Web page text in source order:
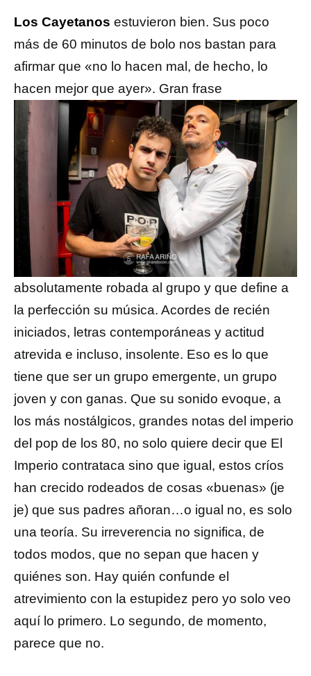
Los Cayetanos estuvieron bien. Sus poco
más de 60 minutos de bolo nos bastan para
afirmar que «no lo hacen mal, de hecho, lo
hacen mejor que ayer». Gran frase
absolutamente robada al grupo y que define a
la perfección su música. Acordes de recién
iniciados, letras contemporáneas y actitud
atrevida e incluso, insolente. Eso es lo que
tiene que ser un grupo emergente, un grupo
joven y con ganas. Que su sonido evoque, a
los más nostálgicos, grandes notas del imperio
del pop de los 80, no solo quiere decir que El
Imperio contrataca sino que igual, estos críos
han crecido rodeados de cosas «buenas» (je
je) que sus padres añoran…o igual no, es solo
una teoría. Su irreverencia no significa, de
todos modos, que no sepan que hacen y
quiénes son. Hay quién confunde el
atrevimiento con la estupidez pero yo solo veo
aquí lo primero. Lo segundo, de momento,
parece que no.